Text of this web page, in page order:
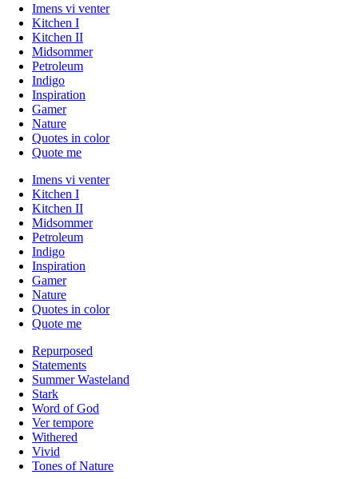
Imens vi venter
Kitchen I
Kitchen II
Midsommer
Petroleum
Indigo
Inspiration
Gamer
Nature
Quotes in color
Quote me
Imens vi venter
Kitchen I
Kitchen II
Midsommer
Petroleum
Indigo
Inspiration
Gamer
Nature
Quotes in color
Quote me
Repurposed
Statements
Summer Wasteland
Stark
Word of God
Ver tempore
Withered
Vivid
Tones of Nature